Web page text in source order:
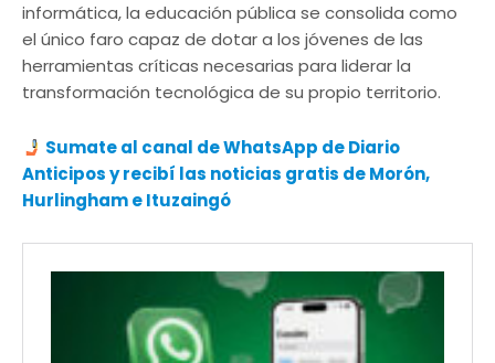
informática, la educación pública se consolida como
el único faro capaz de dotar a los jóvenes de las
herramientas críticas necesarias para liderar la
transformación tecnológica de su propio territorio.
Sumate al canal de WhatsApp de Diario
Anticiposy recibí las noticias gratis de Morón,
Hurlingham e Ituzaingó